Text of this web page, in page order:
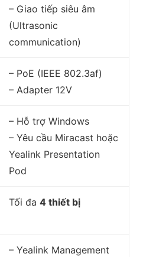
– Giao tiếp siêu âm
(Ultrasonic
communication)
– PoE (IEEE 802.3af)
– Adapter 12V
– Hỗ trợ Windows
– Yêu cầu Miracast hoặc
Yealink Presentation
Pod
Tối đa4 thiết bị
– Yealink Management